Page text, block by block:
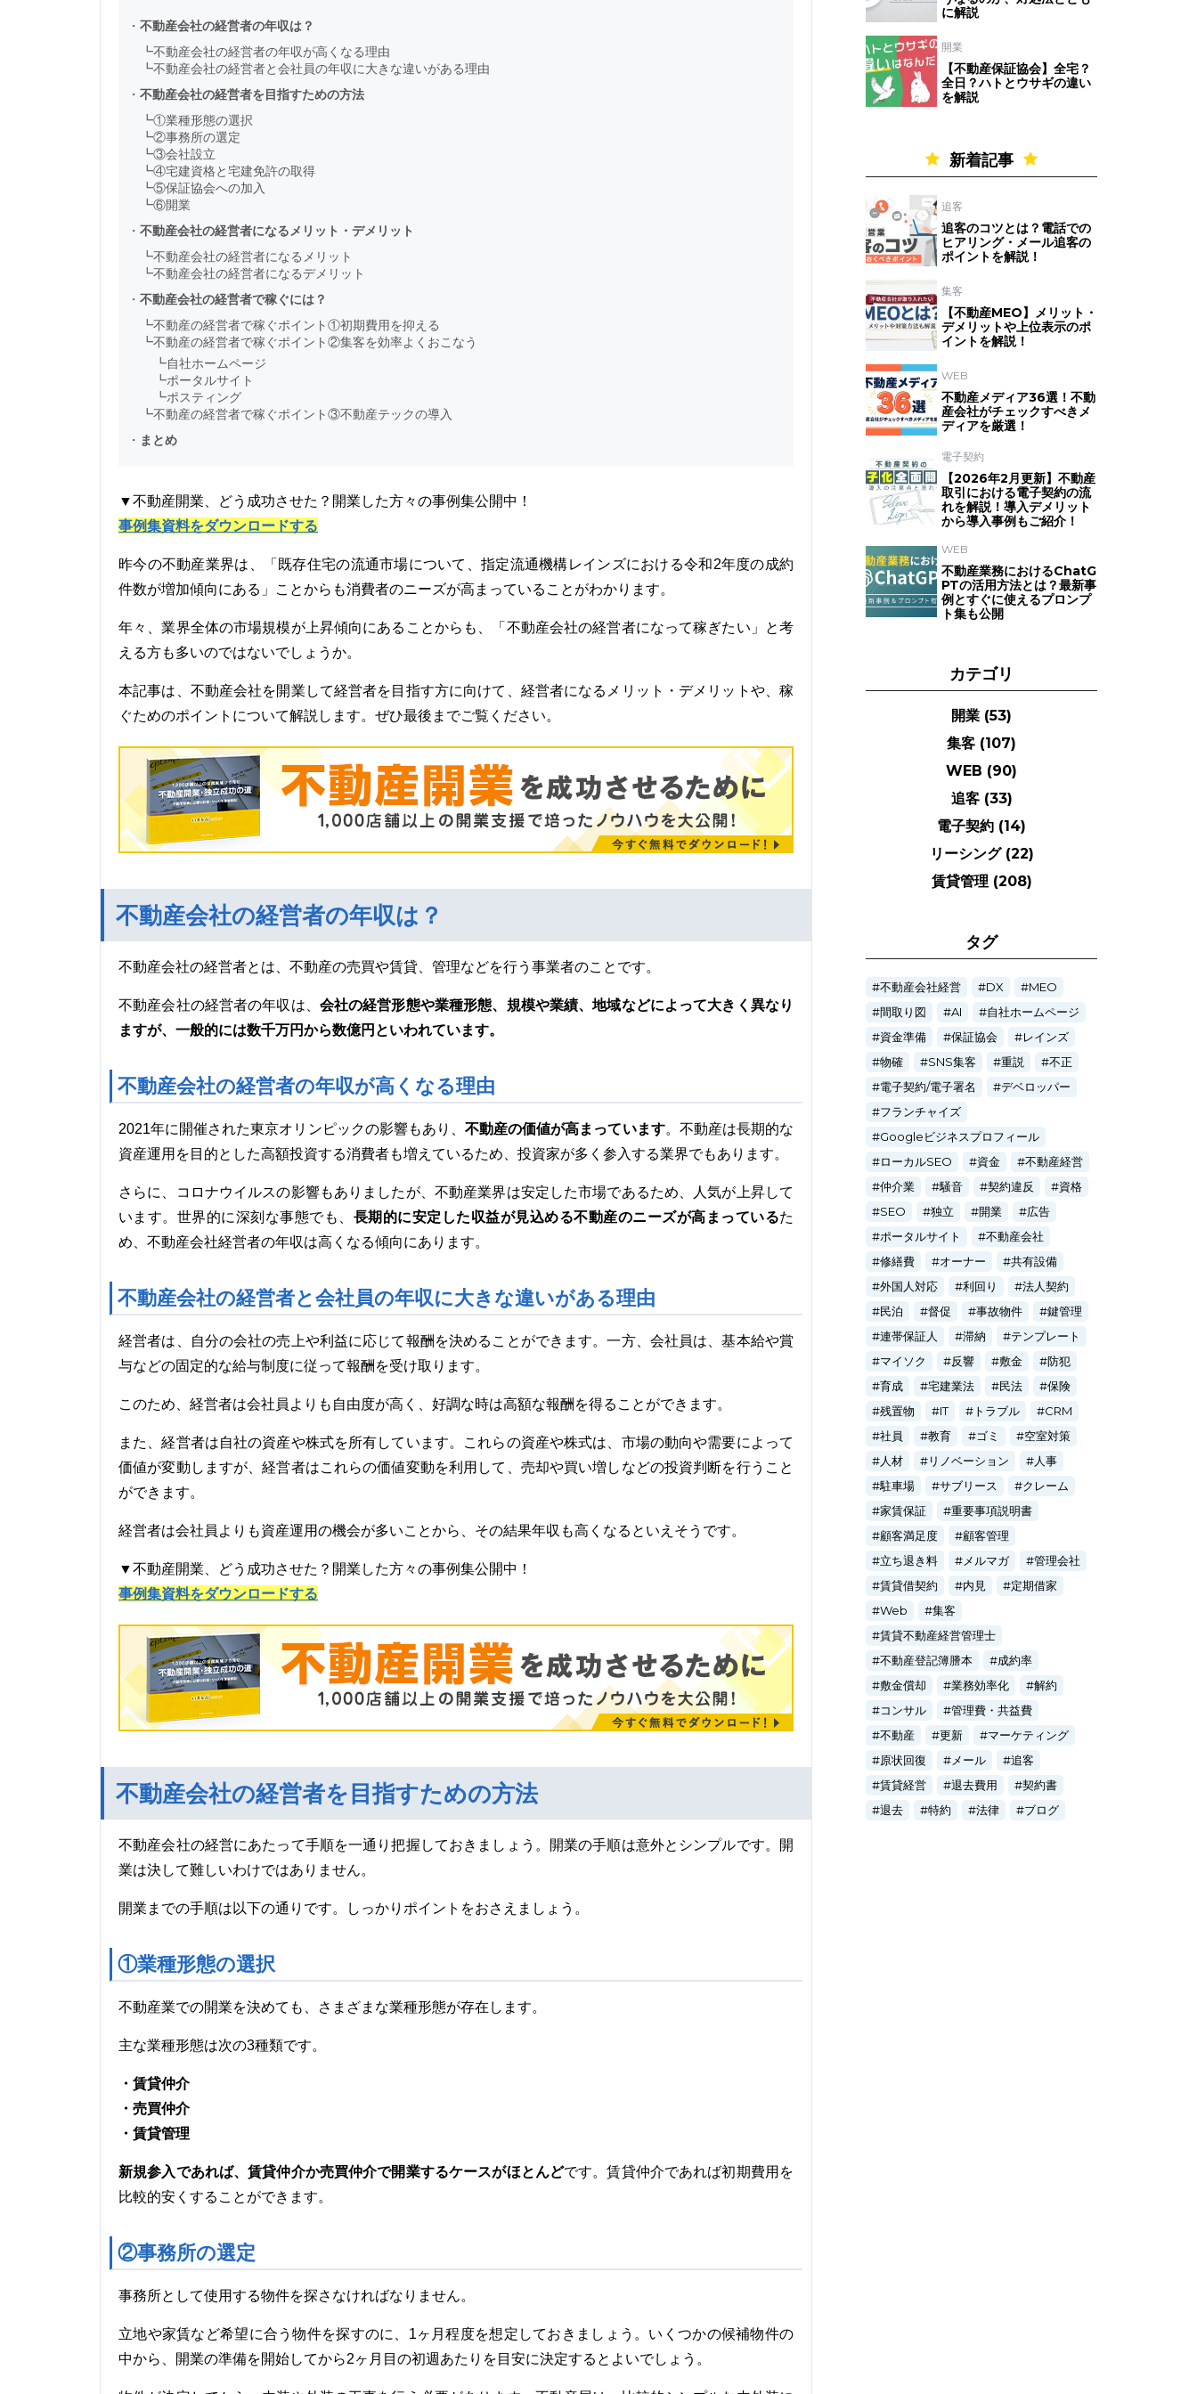
・ 不動産会社の経営者の年収は？
┗不動産会社の経営者の年収が高くなる理由
┗不動産会社の経営者と会社員の年収に大きな違いがある理由
・ 不動産会社の経営者を目指すための方法
┗①業種形態の選択
┗②事務所の選定
┗③会社設立
┗④宅建資格と宅建免許の取得
┗⑤保証協会への加入
┗⑥開業
・ 不動産会社の経営者になるメリット・デメリット
┗不動産会社の経営者になるメリット
┗不動産会社の経営者になるデメリット
・ 不動産会社の経営者で稼ぐには？
┗不動産の経営者で稼ぐポイント①初期費用を抑える
┗不動産の経営者で稼ぐポイント②集客を効率よくおこなう
┗自社ホームページ
┗ポータルサイト
┗ポスティング
┗不動産の経営者で稼ぐポイント③不動産テックの導入
・ まとめ
▼不動産開業、どう成功させた？開業した方々の事例集公開中！
事例集資料をダウンロードする
昨今の不動産業界は、「既存住宅の流通市場について、指定流通機構レインズにおける令和2年度の成約
件数が増加傾向にある」ことからも消費者のニーズが高まっていることがわかります。
年々、業界全体の市場規模が上昇傾向にあることからも、「不動産会社の経営者になって稼ぎたい」と考
える方も多いのではないでしょうか。
本記事は、不動産会社を開業して経営者を目指す方に向けて、経営者になるメリット・デメリットや、稼
ぐためのポイントについて解説します。ぜひ最後までご覧ください。
不動産会社の経営者の年収は？
不動産会社の経営者とは、不動産の売買や賃貸、管理などを行う事業者のことです。
不動産会社の経営者の年収は、 会社の経営形態や業種形態、規模や業績、地域などによって大きく異なり
ますが、一般的には数千万円から数億円といわれています。
不動産会社の経営者の年収が高くなる理由
2021年に開催された東京オリンピックの影響もあり、不動産の価値が高まっています。不動産は長期的な
資産運用を目的とした高額投資する消費者も増えているため、投資家が多く参入する業界でもあります。
さらに、コロナウイルスの影響もありましたが、不動産業界は安定した市場であるため、人気が上昇して
います。世界的に深刻な事態でも、 長期的に安定した収益が見込める不動産のニーズが高まっているた
め、不動産会社経営者の年収は高くなる傾向にあります。
不動産会社の経営者と会社員の年収に大きな違いがある理由
経営者は、自分の会社の売上や利益に応じて報酬を決めることができます。一方、会社員は、基本給や賞
与などの固定的な給与制度に従って報酬を受け取ります。
このため、経営者は会社員よりも自由度が高く、好調な時は高額な報酬を得ることができます。
また、経営者は自社の資産や株式を所有しています。これらの資産や株式は、市場の動向や需要によって
価値が変動しますが、経営者はこれらの価値変動を利用して、売却や買い増しなどの投資判断を行うこと
ができます。
経営者は会社員よりも資産運用の機会が多いことから、その結果年収も高くなるといえそうです。
▼不動産開業、どう成功させた？開業した方々の事例集公開中！
事例集資料をダウンロードする
不動産会社の経営者を目指すための方法
不動産会社の経営にあたって手順を一通り把握しておきましょう。開業の手順は意外とシンプルです。開
業は決して難しいわけではありません。
開業までの手順は以下の通りです。しっかりポイントをおさえましょう。
①業種形態の選択
不動産業での開業を決めても、さまざまな業種形態が存在します。
主な業種形態は次の3種類です。
・賃貸仲介
・売買仲介
・賃貸管理
新規参入であれば、賃貸仲介か売買仲介で開業するケースがほとんどです。賃貸仲介であれば初期費用を
比較的安くすることができます。
②事務所の選定
事務所として使用する物件を探さなければなりません。
立地や家賃など希望に合う物件を探すのに、1ヶ月程度を想定しておきましょう。いくつかの候補物件の
中から、開業の準備を開始してから2ヶ月目の初週あたりを目安に決定するとよいでしょう。
に解説
開業
【不動産保証協会】全宅？
全日？ハトとウサギの違い
を解説
新着記事
追客
追客のコツとは？電話での
ヒアリング・メール追客の
ポイントを解説！
集客
【不動産MEO】メリット・
デメリットや上位表示のポ
イントを解説！
WEB
不動産メディア36選！不動
産会社がチェックすべきメ
ディアを厳選！
電子契約
【2026年2月更新】不動産
取引における電子契約の流
れを解説！導入デメリット
から導入事例もご紹介！
WEB
不動産業務におけるChatG
PTの活用方法とは？最新事
例とすぐに使えるプロンプ
ト集も公開
カテゴリ
開業 (53)
集客 (107)
WEB (90)
追客 (33)
電子契約 (14)
リーシング (22)
賃貸管理 (208)
タグ
不動産会社経営 DX
MEO
間取り図
AI
自社ホームページ
資金準備
保証協会
レインズ
物確
SNS集客 重説
不正
電子契約/電子署名
デベロッパー
フランチャイズ
Googleビジネスプロフィール
ローカルSEO
資金
不動産経営
仲介業
騒音 契約違反
資格
SEO
独立 開業
広告
ポータルサイト
不動産会社
修繕費
オーナー
共有設備
外国人対応
利回り
法人契約
民泊
督促 事故物件
鍵管理
連帯保証人
滞納
テンプレート
マイソク
反響 敷金
防犯
育成
宅建業法 民法
保険
残置物
IT トラブル
CRM
社員
教育 ゴミ
空室対策
人材
リノベーション
人事
駐車場
サブリース
クレーム
家賃保証
重要事項説明書
顧客満足度
顧客管理
立ち退き料
メルマガ
管理会社
賃貸借契約
内見
定期借家
Web
集客
賃貸不動産経営管理士
不動産登記簿謄本
成約率
敷金償却
業務効率化
解約
コンサル
管理費・共益費
不動産
更新
マーケティング
原状回復
メール
追客
賃貸経営
退去費用
契約書
退去
特約 法律 ブログ